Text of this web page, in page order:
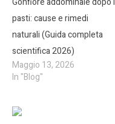
pasti: cause e rimedi
naturali (Guida completa
scientifica 2026)
Maggio 13, 2026
In "Blog"